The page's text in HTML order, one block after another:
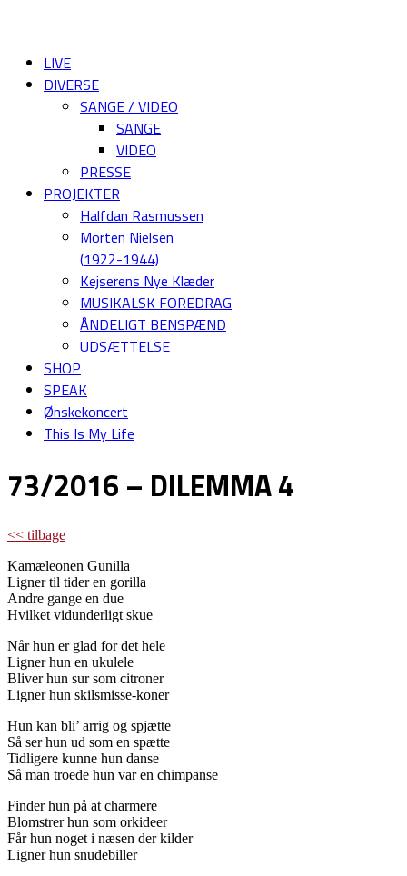
LIVE
DIVERSE
SANGE / VIDEO
SANGE
VIDEO
PRESSE
PROJEKTER
Halfdan Rasmussen
Morten Nielsen
(1922-1944)
Kejserens Nye Klæder
MUSIKALSK FOREDRAG
ÅNDELIGT BENSPÆND
UDSÆTTELSE
SHOP
SPEAK
Ønskekoncert
This Is My Life
73/2016 – DILEMMA 4
<< tilbage
Kamæleonen Gunilla
Ligner til tider en gorilla
Andre gange en due
Hvilket vidunderligt skue
Når hun er glad for det hele
Ligner hun en ukulele
Bliver hun sur som citroner
Ligner hun skilsmisse-koner
Hun kan bli’ arrig og spjætte
Så ser hun ud som en spætte
Tidligere kunne hun danse
Så man troede hun var en chimpanse
Finder hun på at charmere
Blomstrer hun som orkideer
Får hun noget i næsen der kilder
Ligner hun snudebiller